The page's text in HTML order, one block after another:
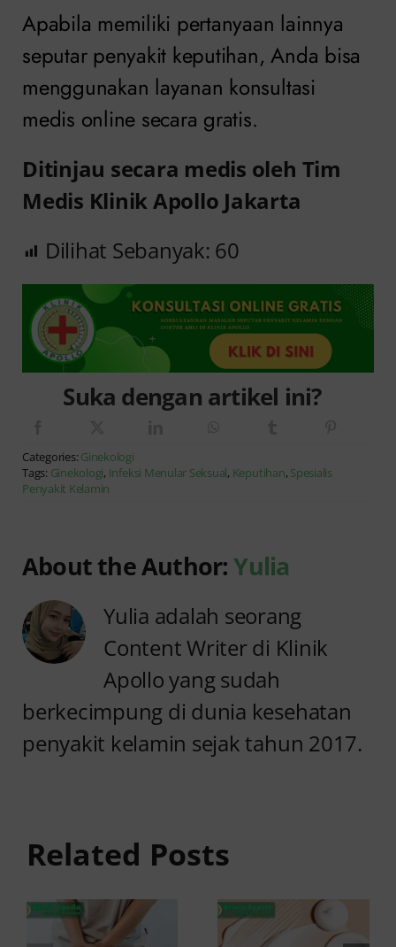
Apabila memiliki pertanyaan lainnya
seputar penyakit keputihan, Anda bisa
menggunakan layanan konsultasi
medis online secara gratis.
Ditinjau secara medis oleh Tim
Medis Klinik Apollo Jakarta
Dilihat Sebanyak: 60
Suka dengan artikel ini?
Categories: Ginekologi
Tags: Ginekologi, Infeksi Menular Seksual, Keputihan, Spesialis
Penyakit Kelamin
About the Author:Yulia
Yulia adalah seorang
Content Writer di Klinik
Apollo yang sudah
berkecimpung di dunia kesehatan
penyakit kelamin sejak tahun 2017.
Related Posts
Sakit
Wanita
Serta
Perih?
Waspada
Apakah
Berbahaya?